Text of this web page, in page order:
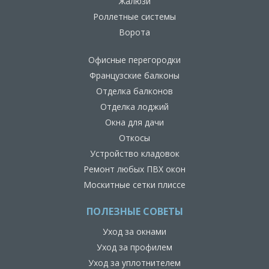
Роллетные системы
Ворота
Офисные перегородки
Французские балконы
Отделка балконов
Отделка лоджий
Окна для дачи
Откосы
Устройство кладовок
Ремонт любых ПВХ окон
Москитные сетки плиссе
ПОЛЕЗНЫЕ СОВЕТЫ
Уход за окнами
Уход за профилем
Уход за уплотнителем